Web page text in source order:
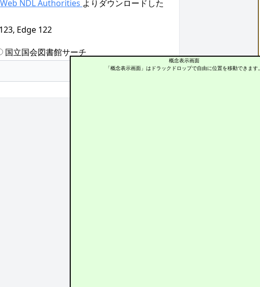
Web NDL Authorities よりダウンロードした
Edge 122
国立国会図書館サーチ
概念表示画面
「概念表示画面」はドラックドロップで自由に位置を移動できます。